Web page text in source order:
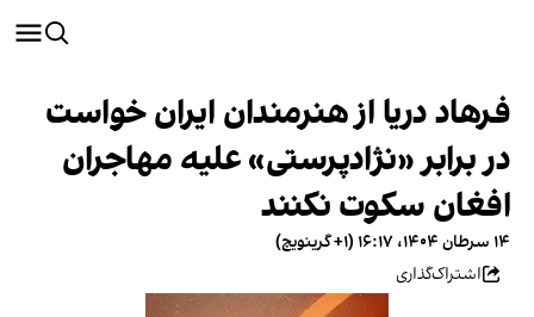
فرهاد دریا از هنرمندان ایران خواست
در برابر «نژادپرستی» علیه مهاجران
افغان سکوت نکنند
۱۴ سرطان ۱۴۰۴، ۱۶:۱۷ (‎+۱ گرینویچ)
اشتراک‌گذاری